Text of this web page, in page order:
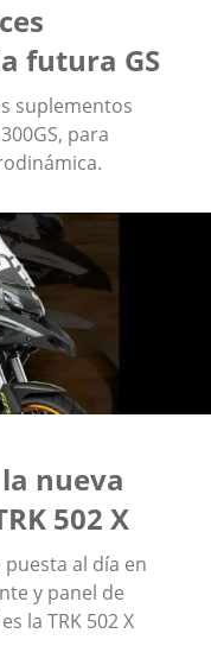
futura GS
suplementos
para
nueva
502 X
al día en
y panel de
la TRK 502 X